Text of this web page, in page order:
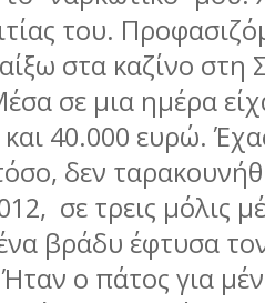
του.
στα καζίνο στη
σε µια ηµέρα
40.000 ευρώ.
δεν
σε τρεις µόλις
βράδυ έφτυσα
ο πάτος για